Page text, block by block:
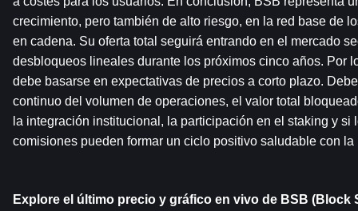
crecimiento, pero también de alto riesgo, en la red base de
en cadena. Su oferta total seguirá entrando en el mercado
desbloqueos lineales durante los próximos cinco años. Por
debe basarse en expectativas de precios a corto plazo.
continuo del volumen de operaciones, el valor total
la integración institucional, la participación en el staking y si
comisiones pueden formar un ciclo positivo saludable con
Explore el último precio y gráfico en vivo de BSB (Block